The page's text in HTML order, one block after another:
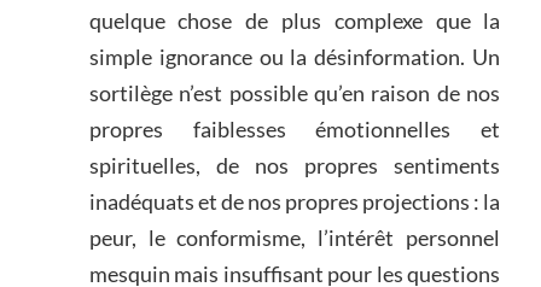
quelque chose de plus complexe que la
simple ignorance ou la désinformation. Un
sortilège n’est possible qu’en raison de nos
propres faiblesses émotionnelles et
spirituelles, de nos propres sentiments
inadéquats et de nos propres projections : la
peur, le conformisme, l’intérêt personnel
mesquin mais insuffisant pour les questions